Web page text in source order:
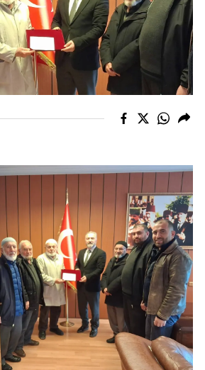
Kırşehir
Kocaeli
Konya
Kütahya
Malatya
Kahramanmaraş
Mardin
Muğla
Muş
Nevşehir
Niğde
Ordu